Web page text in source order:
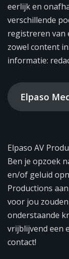
eerlijk en
verschillende
registreren van
zowel content
informatie:
Elpaso
Elpaso AV
Ben je opzoek
en/of geluid
Productions
voor jou
onderstaande
vrijblijvend een
contact!